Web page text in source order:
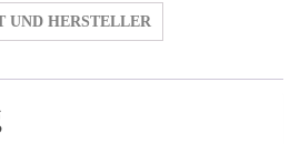
UND HERSTELLER